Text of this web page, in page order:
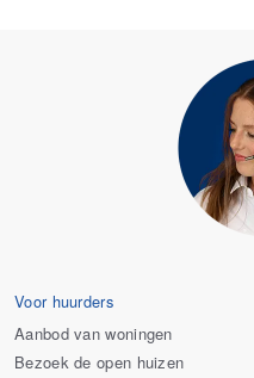
Voor huurders
Aanbod van woningen
Bezoek de open huizen